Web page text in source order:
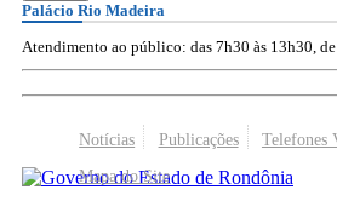
Palácio Rio Madeira
Atendimento ao público: das 7h30 às 13h30,
Notícias Publicações Telefones
Mapa do Site